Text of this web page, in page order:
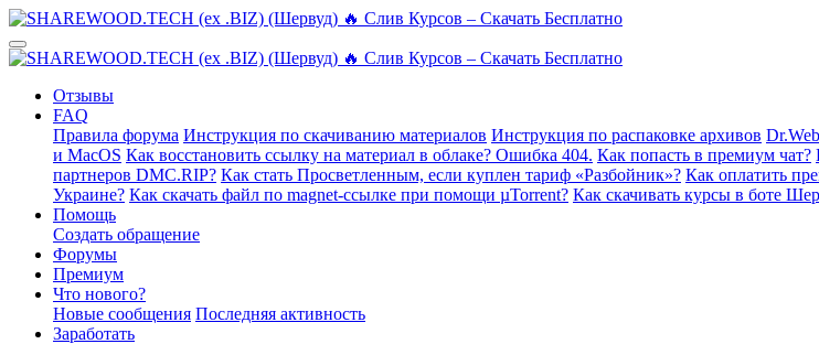
Отзывы
FAQ
Правила форума Инструкция по скачиванию материалов Инструкция по распаковке архивов
и MacOS Как восстановить ссылку на материал в облаке? Ошибка 404. Как попасть в премиум чат?
партнеров DMC.RIP? Как стать Просветленным, если куплен тариф «Разбойник»? Как оплатить
Украине? Как скачать файл по magnet-ссылке при помощи µTorrent? Как скачивать курсы в боте
Помощь
Создать обращение
Форумы
Премиум
Что нового?
Новые сообщения Последняя активность
Заработать